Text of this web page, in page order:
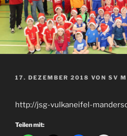
VERÖFFENTLICHT
17. DEZEMBER 2018 VON SV
http://jsg-vulkaneifel-
Teilen mit: